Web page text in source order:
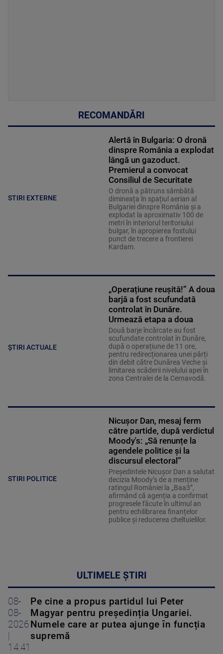
RECOMANDĂRI
STIRI EXTERNE
Alertă în Bulgaria: O dronă
dinspre România a explodat
lângă un gazoduct.
Premierul a convocat
Consiliul de Securitate
O dronă a pătruns sâmbătă
dimineața în spațiul aerian al
Bulgariei dinspre România și a
explodat la aproximativ 100 de
metri în interiorul teritoriului
bulgar, în apropierea fostului
punct de trecere a frontierei
Kardam.
ȘTIRI ACTUALE
„Operațiune reușită!” A doua
barjă a fost scufundată
controlat în Dunăre.
Urmează etapa a doua
Două barje încărcate au fost
scufundate controlat în Dunăre,
după o operațiune de 11 ore,
pentru redirecționarea unei părți
din debit către Dunărea Veche și
limitarea scăderii nivelului apei în
zona Centralei de la Cernavodă.
STIRI POLITICE
Nicușor Dan, mesaj ferm
către partide, după verdictul
Moody's: „Să renunțe la
agendele politice şi la
discursul electoral”
Președintele Nicușor Dan a salutat
decizia Moody’s de a menține
ratingul României la „Baa3”,
afirmând că agenția a confirmat
progresele făcute în ultimul an
pentru echilibrarea finanțelor
publice și reducerea cheltuielilor.
ULTIMELE ȘTIRI
08-
08-
2026
14:41
Pe cine a propus partidul lui Peter
Magyar pentru președinția Ungariei.
Numele care ar putea ajunge în funcția
supremă